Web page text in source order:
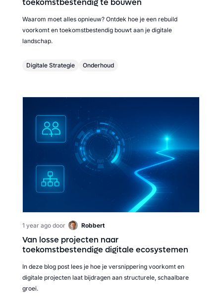
toekomstbestendig te bouwen
Waarom moet alles opnieuw? Ontdek hoe je een rebuild
voorkomt en toekomstbestendig bouwt aan je digitale
landschap.
Digitale Strategie Onderhoud
1 year agodoor Robbert
Van losse projecten naar
toekomstbestendige digitale ecosystemen
In deze blog post lees je hoe je versnippering voorkomt en
digitale projecten laat bijdragen aan structurele, schaalbare
groei.